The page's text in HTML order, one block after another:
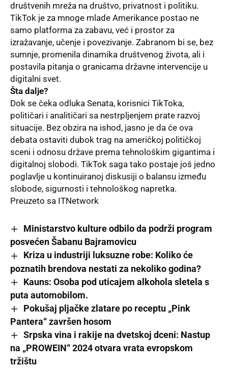
društvenih mreža na društvo, privatnost i politiku.
TikTok je za mnoge mlade Amerikance postao ne
samo platforma za zabavu, već i prostor za
izražavanje, učenje i povezivanje. Zabranom bi se, bez
sumnje, promenila dinamika društvenog života, ali i
postavila pitanja o granicama državne intervencije u
digitalni svet.
Šta dalje?
Dok se čeka odluka Senata, korisnici TikToka,
političari i analitičari sa nestrpljenjem prate razvoj
situacije. Bez obzira na ishod, jasno je da će ova
debata ostaviti dubok trag na američkoj političkoj
sceni i odnosu države prema tehnološkim gigantima i
digitalnoj slobodi. TikTok saga tako postaje još jedno
poglavlje u kontinuiranoj diskusiji o balansu između
slobode, sigurnosti i tehnološkog napretka.
Preuzeto sa ITNetwork
Ministarstvo kulture odbilo da podrži program
posvećen Šabanu Bajramovicu
Kriza u industriji luksuzne robe: Koliko će
poznatih brendova nestati za nekoliko godina?
Kauns: Osoba pod uticajem alkohola sletela s
puta automobilom.
Pokušaj pljačke zlatare po receptu „Pink
Pantera“ završen hosom
Srpska vina i rakije na dvetskoj dceni: Nastup
na „PROWEIN“ 2024 otvara vrata evropskom
tržištu